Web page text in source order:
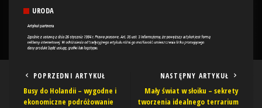
URODA
POPRZEDNI ARTYKUŁ
Busy do Holandii – wygodne i
ekonomiczne podróżowanie
NASTĘPNY ARTYKUŁ
Mały świat w słoiku – sekrety
tworzenia idealnego terrarium